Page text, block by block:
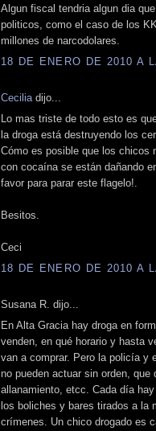
Algun fiscal tendria algun dia
politicos, como el caso de los
millones de narcodolares.
18 DE ENERO DE 2010 A
Cecilia dijo...
Lo mas triste de todo esto es
la droga está destruyendo los
Cómo es posible que los chicos
con cocaína se están dañando
favor para parar este flagelo!.
Besitos.
Ceci
18 DE ENERO DE 2010 A
Susana R. dijo...
En Alta Gracia hay droga en
venden, en qué horario y hasta
van a comprar. Pero la policía y
no pueden actuar sin orden,
allanamiento, etcc. Cada día
los boliches y bares tirados a la
crímenes. Un chico drogado es